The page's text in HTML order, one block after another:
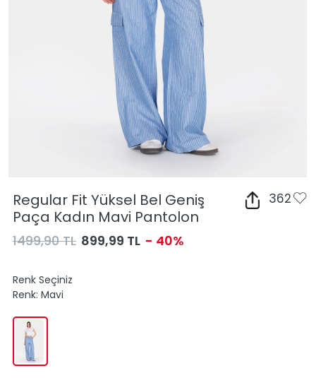
Regular Fit Yüksel Bel Geniş
Paça Kadın Mavi Pantolon
362
1499,90 TL 899,99 TL - 40%
Renk Seçiniz
Renk: Mavi